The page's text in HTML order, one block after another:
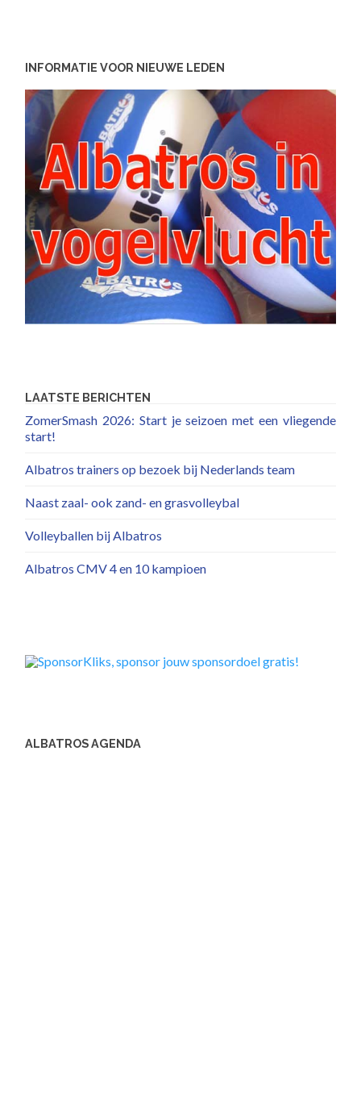
INFORMATIE VOOR NIEUWE LEDEN
LAATSTE BERICHTEN
ZomerSmash 2026: Start je seizoen met een vliegende
start!
Albatros trainers op bezoek bij Nederlands team
Naast zaal- ook zand- en grasvolleybal
Volleyballen bij Albatros
Albatros CMV 4 en 10 kampioen
ALBATROS AGENDA